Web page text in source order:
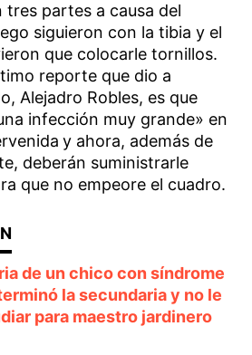
tres partes a causa del
siguieron con la tibia y el
que colocarle tornillos.
reporte que dio a
Alejadro Robles, es que
infección muy grande» en
y ahora, además de
deberán suministrarle
que no empeore el cuadro.
de un chico con síndrome
la secundaria y no le
para maestro jardinero